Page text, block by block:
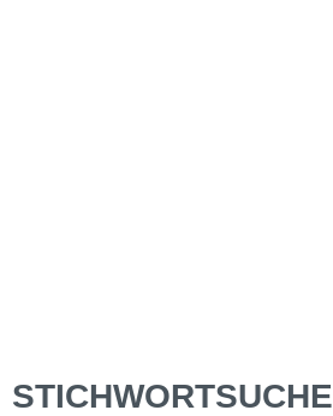
STICHWORTSUCHE